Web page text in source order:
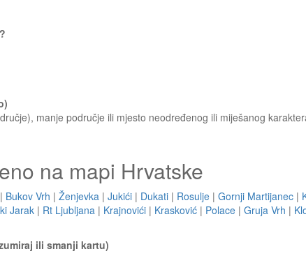
manje područje ili mjesto neodređenog ili miješanog
na mapi Hrvatske
| Bukov Vrh | Ženjevka | Jukići | Dukati | Rosulje | Gornji Martijanec |
Jarak | Rt Ljubljana | Krajnovići | Krasković | Polace | Gruja Vrh |
ili smanji kartu)